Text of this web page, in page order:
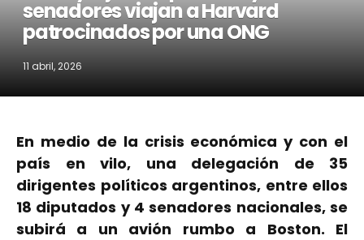
senadores viajan a Harvard
patrocinados por una ONG
11 abril, 2026
En medio de la crisis económica y con el
país en vilo, una delegación de 35
dirigentes políticos argentinos, entre ellos
18 diputados y 4 senadores nacionales, se
subirá a un avión rumbo a Boston. El